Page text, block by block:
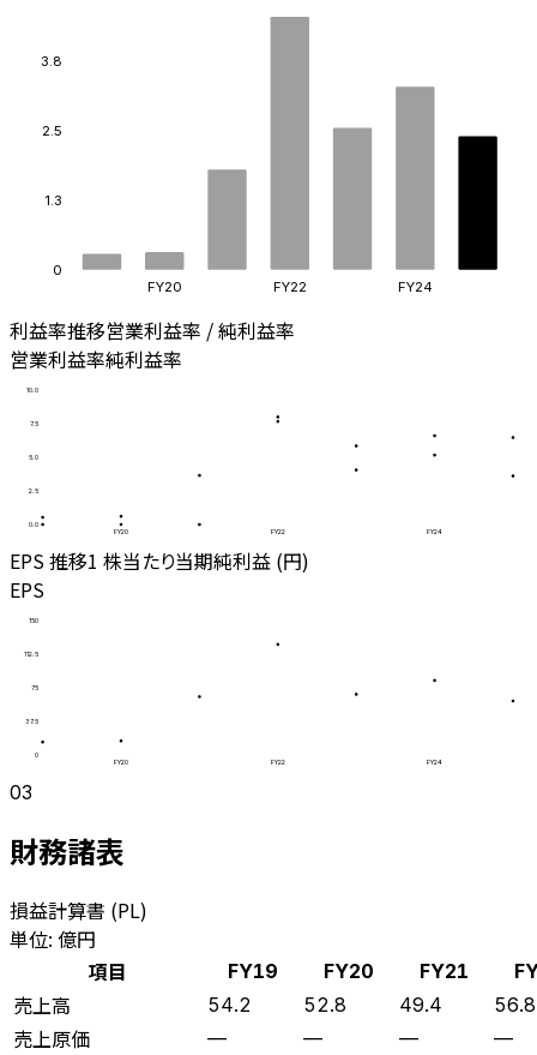
0
1.3
2.5
3.8
FY20 FY22 FY24
利益率推移営業利益率 / 純利益率
営業利益率純利益率
0.0
2.5
5.0
7.5
10.0
FY20 FY22 FY24
EPS 推移1 株当たり当期純利益 (円)
EPS
0
37.5
75
112.5
150
FY20 FY22 FY24
03
財務諸表
損益計算書 (PL)
単位: 億円
項目
FY19 FY20 FY21
売上高 54.2 52.8 49.4 56.8
売上原価 — — — —